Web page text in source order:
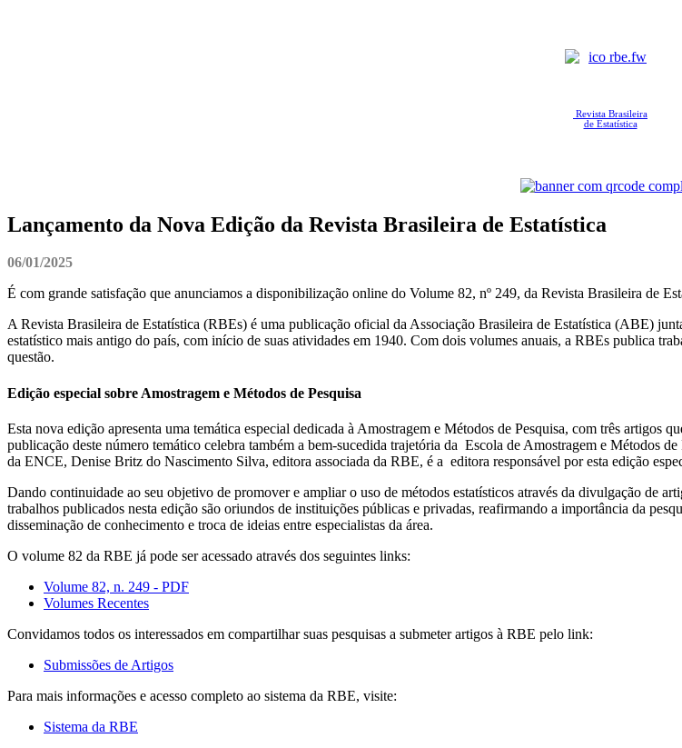
Revista Brasileira
de Estatística
Lançamento da Nova Edição da Revista Brasileira de Estatística
06/01/2025
É com grande satisfação que anunciamos a disponibilização online do Volume 82, nº 249, da Revista Brasileira de
A Revista Brasileira de Estatística (RBEs) é uma publicação oficial da Associação Brasileira de Estatística (ABE)
estatístico mais antigo do país, com início de suas atividades em 1940. Com dois volumes anuais, a RBEs publica
questão.
Edição especial sobre Amostragem e Métodos de Pesquisa
Esta nova edição apresenta uma temática especial dedicada à Amostragem e Métodos de Pesquisa, com três artigos
publicação deste número temático celebra também a bem-sucedida trajetória da Escola de Amostragem e Métodos
da ENCE, Denise Britz do Nascimento Silva, editora associada da RBE, é a editora responsável por esta edição
Dando continuidade ao seu objetivo de promover e ampliar o uso de métodos estatísticos através da divulgação de
trabalhos publicados nesta edição são oriundos de instituições públicas e privadas, reafirmando a importância da
disseminação de conhecimento e troca de ideias entre especialistas da área.
O volume 82 da RBE já pode ser acessado através dos seguintes links:
Volume 82, n. 249 - PDF
Volumes Recentes
Convidamos todos os interessados em compartilhar suas pesquisas a submeter artigos à RBE pelo link:
Submissões de Artigos
Para mais informações e acesso completo ao sistema da RBE, visite:
Sistema da RBE